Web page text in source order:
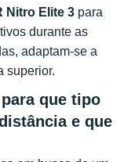
Nitro Elite 3 para
durante as
adaptam-se a
superior.
que tipo
e que